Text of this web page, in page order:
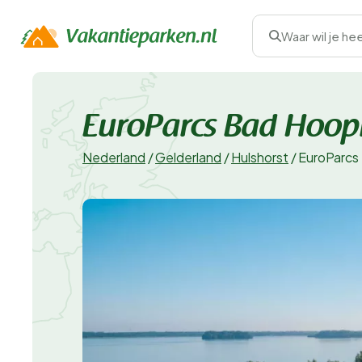
Waar wil je
EuroParcs Bad
Nederland /Gelderland /Hulshorst /